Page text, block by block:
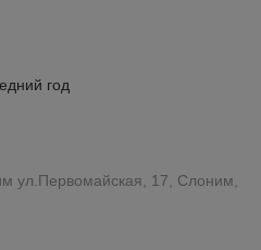
год
ул.Первомайская, 17, Слоним,